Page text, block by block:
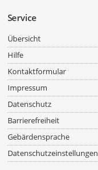
Service
Übersicht
Hilfe
Kontaktformular
Impressum
Datenschutz
Barrierefreiheit
Gebärdensprache
Datenschutzeinstellungen